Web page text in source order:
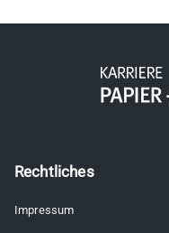
Rechtliches
Impressum